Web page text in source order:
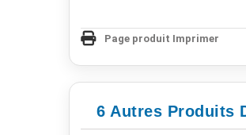
Page produit Imprimer
6 Autres Produits